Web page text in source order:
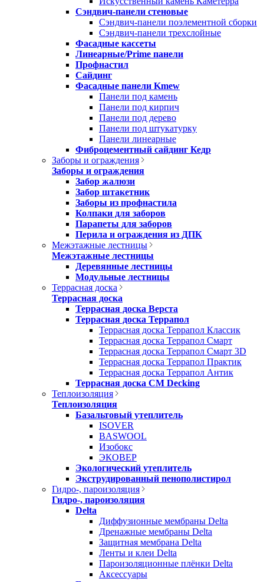
Сэндвич-панели стеновые
Сэндвич-панели поэлементной сборки
Сэндвич-панели трехслойные
Фасадные кассеты
Линеарные/Prime панели
Профнастил
Сайдинг
Фасадные панели Kmew
Панели под камень
Панели под кирпич
Панели под дерево
Панели под штукатурку
Панели линеарные
Фиброцементный сайдинг Кедр
Заборы и ограждения
Заборы и ограждения
Забор жалюзи
Забор штакетник
Заборы из профнастила
Колпаки для заборов
Парапеты для заборов
Перила и ограждения из ДПК
Межэтажные лестницы
Межэтажные лестницы
Деревянные лестницы
Модульные лестницы
Террасная доска
Террасная доска
Террасная доска Верста
Террасная доска Террапол
Террасная доска Террапол Классик
Террасная доска Террапол Смарт
Террасная доска Террапол Смарт 3D
Террасная доска Террапол Практик
Террасная доска Террапол Антик
Террасная доска CM Decking
Теплоизоляция
Теплоизоляция
Базальтовый утеплитель
ISOVER
BASWOOL
Изобокс
ЭКОВЕР
Экологический утеплитель
Экструдированный пенополистирол
Гидро-, пароизоляция
Гидро-, пароизоляция
Delta
Диффузионные мембраны Delta
Дренажные мембраны Delta
Защитная мембрана Delta
Ленты и клеи Delta
Пароизоляционные плёнки Delta
Аксессуары